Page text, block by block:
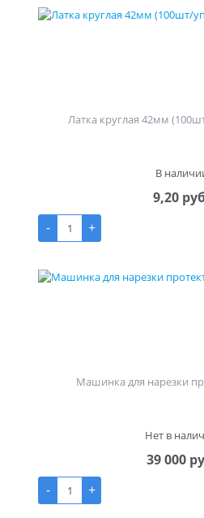
Латка круглая 42мм
В
9,20
-
+
Машинка для нарезки
Нет в
39 000
-
+